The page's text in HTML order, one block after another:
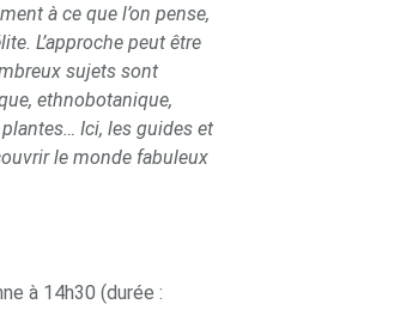
à ce que l’on pense,
L’approche peut être
sujets sont
ethnobotanique,
Ici, les guides et
le monde fabuleux
à 14h30 (durée :